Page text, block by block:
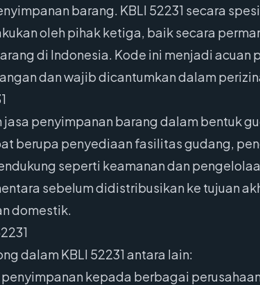
barang. KBLI 52231 secara
oleh pihak ketiga, baik secara
di Indonesia. Kode ini menjadi acuan
dan wajib dicantumkan dalam
jasa penyimpanan barang dalam bentuk
berupa penyediaan fasilitas gudang,
seperti keamanan dan
sebelum didistribusikan ke tujuan
domestik.
dalam KBLI 52231 antara lain:
kepada berbagai